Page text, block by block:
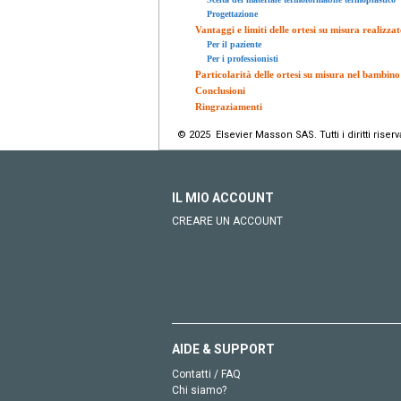
Progettazione
Vantaggi e limiti delle ortesi su misura
Per il paziente
Per i professionisti
Particolarità delle ortesi su misura nel bambino
Conclusioni
Ringraziamenti
© 2025 Elsevier Masson SAS. Tutti i diritti
IL MIO ACCOUNT
CREARE UN ACCOUNT
AIDE & SUPPORT
Contatti / FAQ
Chi siamo?